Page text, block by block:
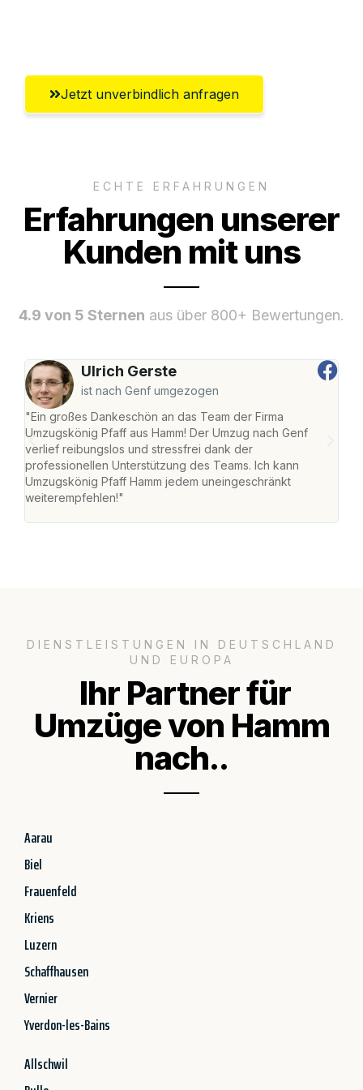
Jetzt unverbindlich anfragen
ECHTE ERFAHRUNGEN
Erfahrungen unserer
Kunden mit uns
4.9 von 5 Sternen aus über 800+ Bewertungen.
Ulrich Gerste
ist nach Genf umgezogen
"Ein großes Dankeschön an das Team der Firma
Umzugskönig Pfaff aus Hamm! Der Umzug nach Genf
verlief reibungslos und stressfrei dank der
professionellen Unterstützung des Teams. Ich kann
Umzugskönig Pfaff Hamm jedem uneingeschränkt
weiterempfehlen!"
DIENSTLEISTUNGEN IN DEUTSCHLAND
UND EUROPA
Ihr Partner für
Umzüge von Hamm
nach..
Aarau
Biel
Frauenfeld
Kriens
Luzern
Schaffhausen
Vernier
Yverdon-les-Bains
Allschwil